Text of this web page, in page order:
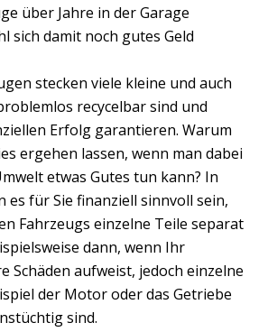
über Jahre in der Garage
sich damit noch gutes Geld
stecken viele kleine und auch
recycelbar sind und
Erfolg garantieren. Warum
ergehen lassen, wenn man dabei
etwas Gutes tun kann? In
es für Sie finanziell sinnvoll sein,
Fahrzeugs einzelne Teile separat
dann, wenn Ihr
Schäden aufweist, jedoch einzelne
der Motor oder das Getriebe
sind.